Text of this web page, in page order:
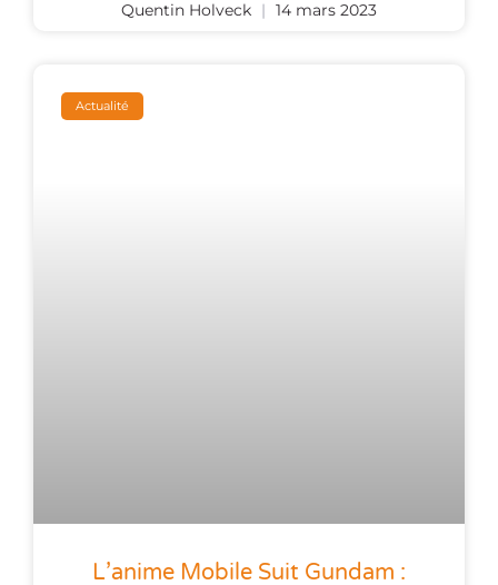
Quentin Holveck 14 mars 2023
Actualité
L’anime Mobile Suit Gundam :